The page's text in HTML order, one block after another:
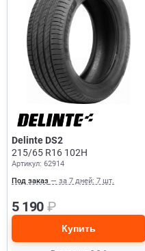
Delinte DS2
215/65 R16 102H
Артикул: 62914
Под заказ — за 7 дней: 7 шт.
5 190 ₽
Купить